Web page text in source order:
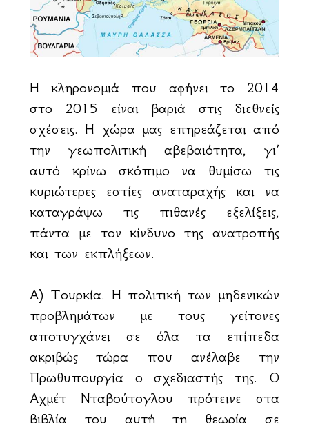
Η κληρονομιά που αφήνει το 2014
στο 2015 είναι βαριά στις διεθνείς
σχέσεις. Η χώρα μας επηρεάζεται από
την γεωπολιτική αβεβαιότητα, γι’
αυτό κρίνω σκόπιμο να θυμίσω τις
κυριώτερες εστίες αναταραχής και να
καταγράψω τις πιθανές εξελίξεις,
πάντα με τον κίνδυνο της ανατροπής
και των εκπλήξεων.
Α) Τουρκία. Η πολιτική των μηδενικών
προβλημάτων με τους γείτονες
αποτυγχάνει σε όλα τα επίπεδα
ακριβώς τώρα που ανέλαβε την
Πρωθυπουργία ο σχεδιαστής της. Ο
Αχμέτ Νταβούτογλου πρότεινε στα
βιβλία του αυτή τη θεωρία σε